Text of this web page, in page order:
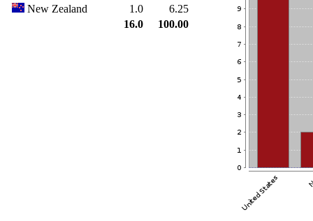
New Zealand
1.0
6.25
16.0
100.00